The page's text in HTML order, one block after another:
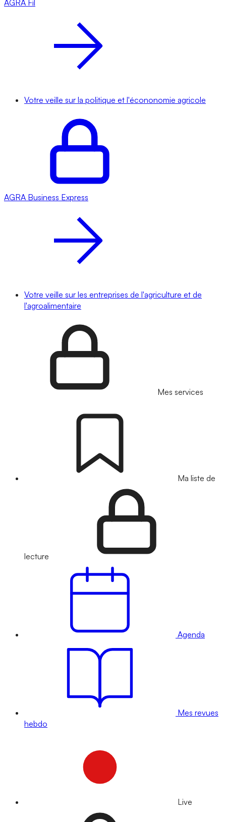
AGRA Fil
Votre veille sur la politique et l'écononomie agricole
AGRA Business Express
Votre veille sur les entreprises de l'agriculture et de
l'agroalimentaire
Mes services
Ma liste de
lecture
Agenda
Mes revues
hebdo
Live